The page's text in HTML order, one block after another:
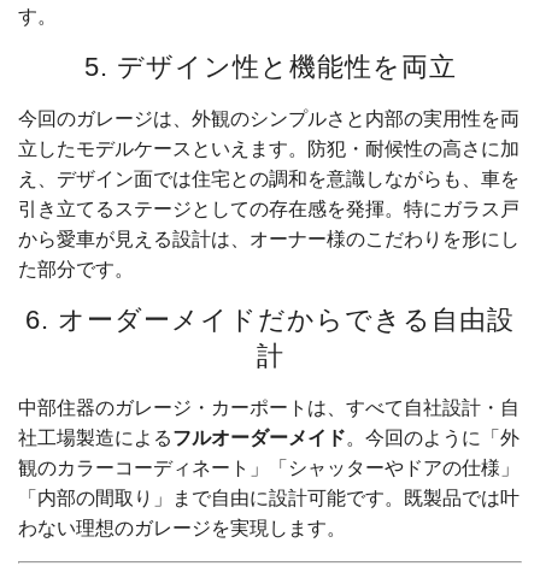
す。
5. デザイン性と機能性を両立
今回のガレージは、外観のシンプルさと内部の実用性を両
立したモデルケースといえます。防犯・耐候性の高さに加
え、デザイン面では住宅との調和を意識しながらも、車を
引き立てるステージとしての存在感を発揮。特にガラス戸
から愛車が見える設計は、オーナー様のこだわりを形にし
た部分です。
6. オーダーメイドだからできる自由設
計
中部住器のガレージ・カーポートは、すべて自社設計・自
社工場製造によるフルオーダーメイド。今回のように「外
観のカラーコーディネート」「シャッターやドアの仕様」
「内部の間取り」まで自由に設計可能です。既製品では叶
わない理想のガレージを実現します。